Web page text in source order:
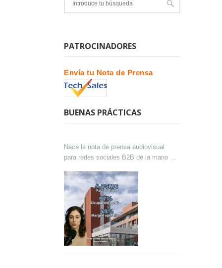
PATROCINADORES
Envía tu Nota de Prensa
BUENAS PRÁCTICAS
Nace la nota de prensa audiovisual
para redes sociales B2B de la mano de